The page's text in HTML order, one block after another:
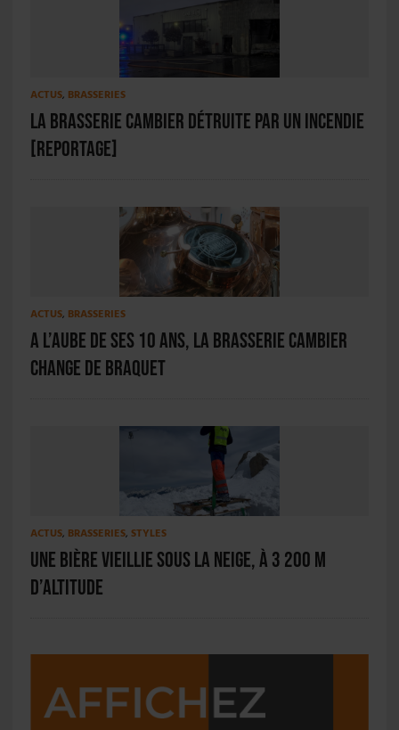
ACTUS, BRASSERIES
La Brasserie Cambier détruite par un incendie
[REPORTAGE]
ACTUS, BRASSERIES
A l’aube de ses 10 ans, la brasserie Cambier
change de braquet
ACTUS, BRASSERIES, STYLES
Une bière vieillie sous la neige, à 3 200 m
d’altitude